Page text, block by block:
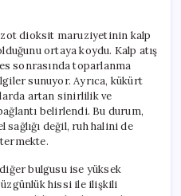
azot dioksit maruziyetinin kalp
ortaya koydu. Kalp atış
sonrasında toparlanma
sunuyor. Ayrıca, kükürt
artan sinirlilik ve
belirlendi. Bu durum,
değil, ruh halini de
bulgusu ise yüksek
hissi ile ilişkili